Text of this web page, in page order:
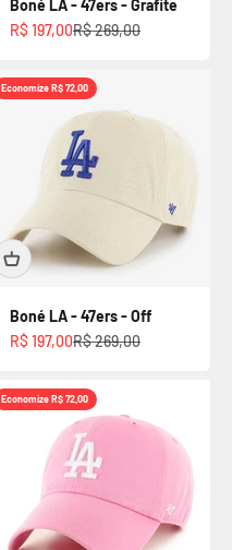
Boné LA - 47ers - Grafite
Preço promocional
R$ 197,00Preço normal
R$ 269,00
Economize R$ 72,00
Boné LA - 47ers - Off
Preço promocional
R$ 197,00Preço normal
R$ 269,00
Economize R$ 72,00